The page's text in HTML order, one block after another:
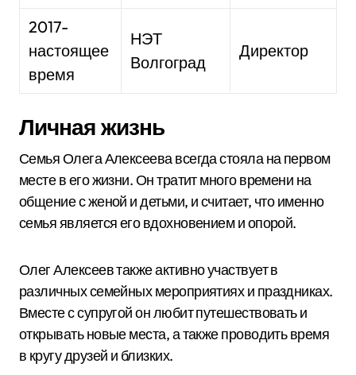
2017-
настоящее
время
НЭТ
Волгоград
Директор
Личная жизнь
Семья Олега Алексеева всегда стояла на первом
месте в его жизни. Он тратит много времени на
общение с женой и детьми, и считает, что именно
семья является его вдохновением и опорой.
Олег Алексеев также активно участвует в
различных семейных мероприятиях и праздниках.
Вместе с супругой он любит путешествовать и
открывать новые места, а также проводить время
в кругу друзей и близких.